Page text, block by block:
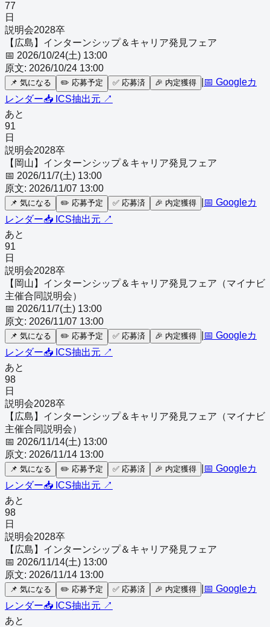
77
日
説明会2028卒
【広島】インターンシップ＆キャリア発見フェア
📅 2026/10/24(土) 13:00
原文: 2026/10/24 13:00
📌 気になる ✏️ 応募予定 ✅ 応募済 🎉 内定獲得
📅 Googleカ
レンダー📥 ICS抽出元 ↗
あと
91
日
説明会2028卒
【岡山】インターンシップ＆キャリア発見フェア
📅 2026/11/7(土) 13:00
原文: 2026/11/07 13:00
📌 気になる ✏️ 応募予定 ✅ 応募済 🎉 内定獲得
📅 Googleカ
レンダー📥 ICS抽出元 ↗
あと
91
日
説明会2028卒
【岡山】インターンシップ＆キャリア発見フェア（マイナビ
主催合同説明会）
📅 2026/11/7(土) 13:00
原文: 2026/11/07 13:00
📌 気になる ✏️ 応募予定 ✅ 応募済 🎉 内定獲得
📅 Googleカ
レンダー📥 ICS抽出元 ↗
あと
98
日
説明会2028卒
【広島】インターンシップ＆キャリア発見フェア（マイナビ
主催合同説明会）
📅 2026/11/14(土) 13:00
原文: 2026/11/14 13:00
📌 気になる ✏️ 応募予定 ✅ 応募済 🎉 内定獲得
📅 Googleカ
レンダー📥 ICS抽出元 ↗
あと
98
日
説明会2028卒
【広島】インターンシップ＆キャリア発見フェア
📅 2026/11/14(土) 13:00
原文: 2026/11/14 13:00
📌 気になる ✏️ 応募予定 ✅ 応募済 🎉 内定獲得
📅 Googleカ
レンダー📥 ICS抽出元 ↗
あと